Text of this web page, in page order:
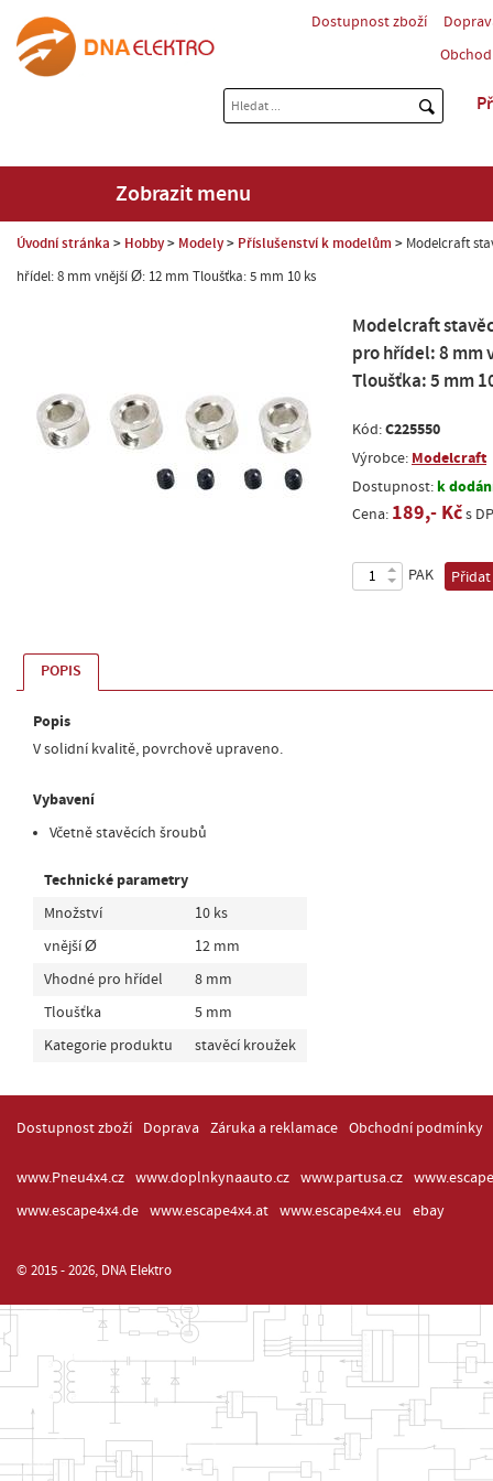
Dostupnost zboží
Zobrazit menu
Úvodní stránka Hobby Modely Příslušenství k modelům Modelcraft
hřídel: 8 mm vnější Ø: 12 mm Tloušťka: 5 mm 10 ks
Modelcraft
pro hřídel: 8 mm
Tloušťka: 5 mm
Kód:C225550
Výrobce: Modelcraft
Dostupnost:k
Cena: 189,- Kčs
PAK
POPIS
Popis
V solidní kvalitě, povrchově upraveno.
Vybavení
Včetně stavěcích šroubů
Technické parametry
Množství
10 ks
vnější Ø
12 mm
Vhodné pro hřídel
8 mm
Tloušťka
5 mm
Kategorie produktu
stavěcí kroužek
Dostupnost zboží Doprava Záruka a reklamace Obchodní podmínky
www.Pneu4x4.cz www.doplnkynaauto.cz www.partusa.cz
www.escape4x4.de
www.escape4x4.at www.escape4x4.eu ebay
© 2015 - 2026, DNA Elektro